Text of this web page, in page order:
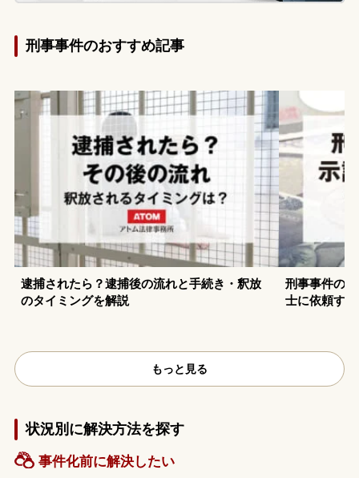
刑事事件のおすすめ記事
逮捕されたら？逮捕後の流れと手続き・釈放
のタイミングを解説
刑事事件の
士に依頼す
もっと見る
状況別に解決方法を探す
事件化前に解決したい